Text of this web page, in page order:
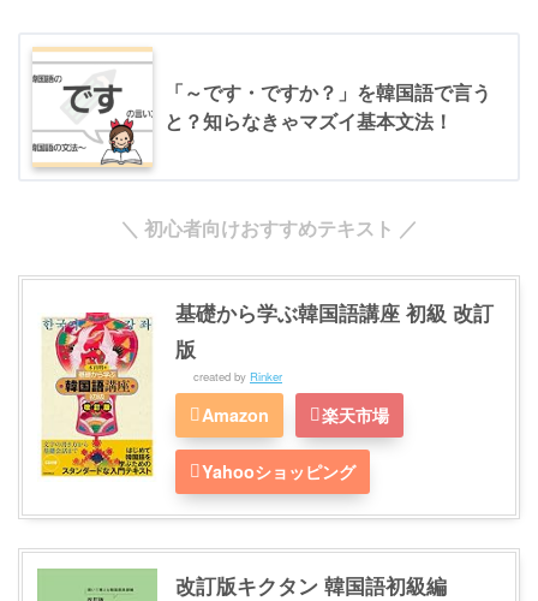
「～です・ですか？」を韓国語で言う
と？知らなきゃマズイ基本文法！
＼ 初心者向けおすすめテキスト ／
基礎から学ぶ韓国語講座 初級 改訂
版
created by Rinker
Amazon 楽天市場
Yahooショッピング
改訂版キクタン 韓国語初級編